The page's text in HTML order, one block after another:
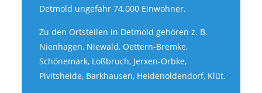
Detmold ungefähr 74.000 Einwohner.
Zu den Ortsteilen in Detmold gehören z. B.
Nienhagen, Niewald, Oettern-Bremke,
Schönemark, Loßbruch, Jerxen-Orbke,
Pivitsheide, Barkhausen, Heidenoldendorf, Klüt.